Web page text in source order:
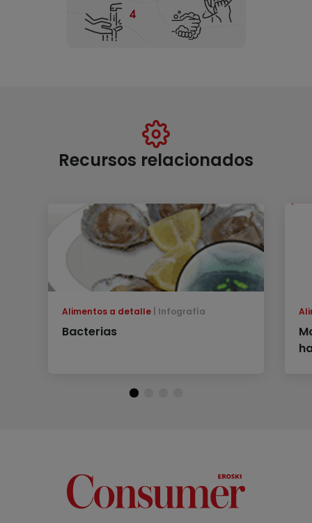
Recursos relacionados
Alimentos a detalle Infografía
Bacterias